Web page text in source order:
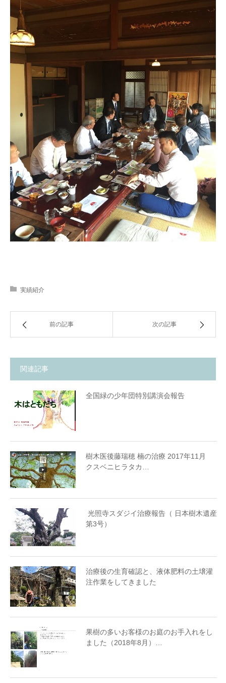
実績紹介
前の記事 次の記事
関連記事
全国緑の少年団特別講演会報告
樹木医後藤瑞穂 楠の治療 2017年11月
クスベニヒラタカ…
光照寺スダジイ治療報告（ 日本樹木遺産
第3号）
治療後の生育確認と、液体肥料の土壌灌
注作業をしてきました
果樹の多いお客様のお庭のお手入れをし
ました（2018年8月）…